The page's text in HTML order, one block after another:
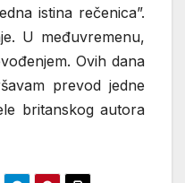
istina rečenica”.
U međuvremenu,
Ovih dana
prevod jedne
britanskog autora